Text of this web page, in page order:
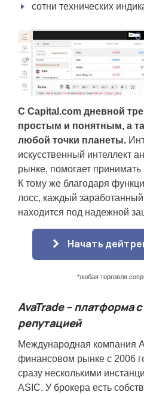
сотни технических
С Capital.com дневной
простым и понятным, а
любой точки планеты.
искусственный интеллект
рынке, помогает
К тому же благодаря
лосс, каждый
находится под надежной
Начать
*любая торговля
AvaTrade – платформа
репутацией
Международная компания
финансовом рынке с 2006
сразу несколькими
ASIC. У брокера есть